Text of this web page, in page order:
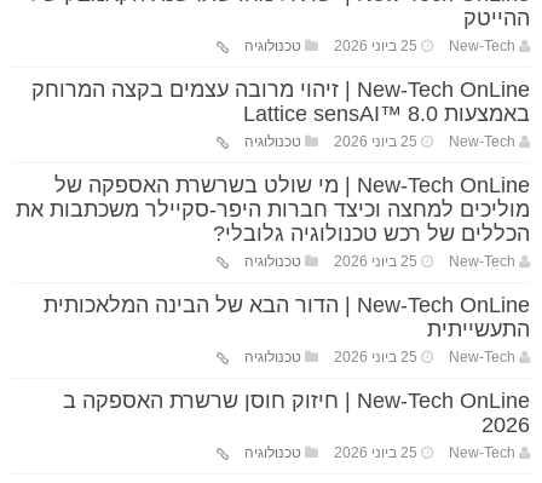
ההייטק
New-Tech 25 ביוני 2026 טכנולוגיה
New-Tech OnLine | זיהוי מרובה עצמים בקצה המרוחק
באמצעות Lattice sensAI™ 8.0
New-Tech 25 ביוני 2026 טכנולוגיה
New-Tech OnLine | מי שולט בשרשרת האספקה של
מוליכים למחצה וכיצד חברות היפר-סקיילר משכתבות את
הכללים של רכש טכנולוגיה גלובלי?
New-Tech 25 ביוני 2026 טכנולוגיה
New-Tech OnLine | הדור הבא של הבינה המלאכותית
התעשייתית
New-Tech 25 ביוני 2026 טכנולוגיה
New-Tech OnLine | חיזוק חוסן שרשרת האספקה ב
2026
New-Tech 25 ביוני 2026 טכנולוגיה